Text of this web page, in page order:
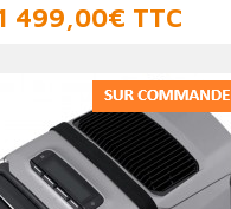
499,00€ TTC